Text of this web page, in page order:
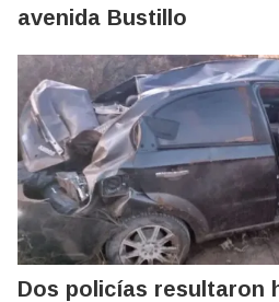
avenida Bustillo
Dos policías resultaron